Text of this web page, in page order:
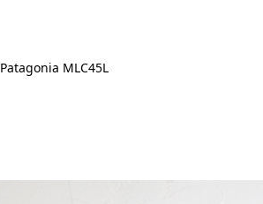
Patagonia MLC45L